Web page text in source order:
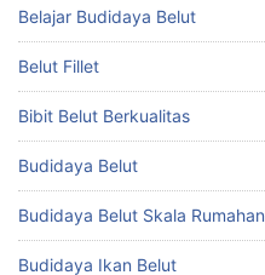
Belajar Budidaya Belut
Belut Fillet
Bibit Belut Berkualitas
Budidaya Belut
Budidaya Belut Skala Rumahan
Budidaya Ikan Belut